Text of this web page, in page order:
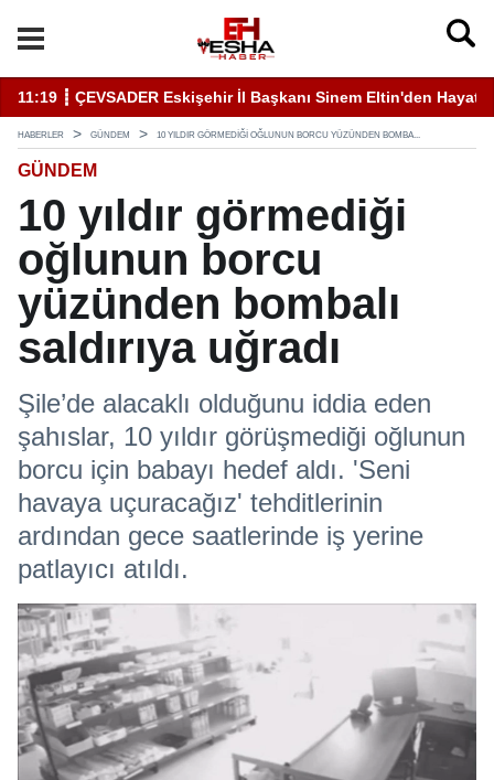
11:19 ┋ ÇEVSADER Eskişehir İl Başkanı Sinem Eltin'den
HABERLER GÜNDEM 10 YILDIR GÖRMEDIĞI OĞLUNUN BORCU YÜZÜNDEN BOMBA...
GÜNDEM
10 yıldır görmediği
oğlunun borcu
yüzünden bombalı
saldırıya uğradı
Şile’de alacaklı olduğunu iddia eden
şahıslar, 10 yıldır görüşmediği oğlunun
borcu için babayı hedef aldı. 'Seni
havaya uçuracağız' tehditlerinin
ardından gece saatlerinde iş yerine
patlayıcı atıldı.